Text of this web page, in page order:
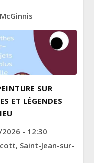
SUR
ET LÉGENDES
- 12:30
Saint-Jean-sur-